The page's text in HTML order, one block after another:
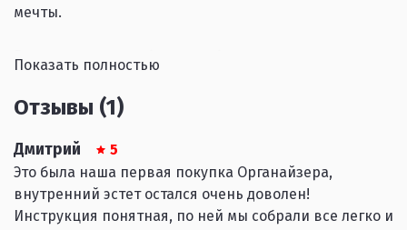
мечты.
Во время игры вы будете набирать и управлять
инвестировать в недвижимость, производить и
продавать товары, а также создавать транспортные
цепочки по всей территории Соединенных Штатов;
вы даже сможете работать с ключевыми личностями
той эпохи. Может быть, вы даже станете
прославленным благодетелем, который своими
Показать полностью
Отзывы (1)
Дмитрий
5
Это была наша первая покупка Органайзера,
внутренний эстет остался очень доволен!
Инструкция понятная, по ней мы собрали все легко и